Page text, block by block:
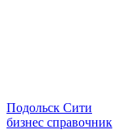
Подольск Сити
бизнес справочник